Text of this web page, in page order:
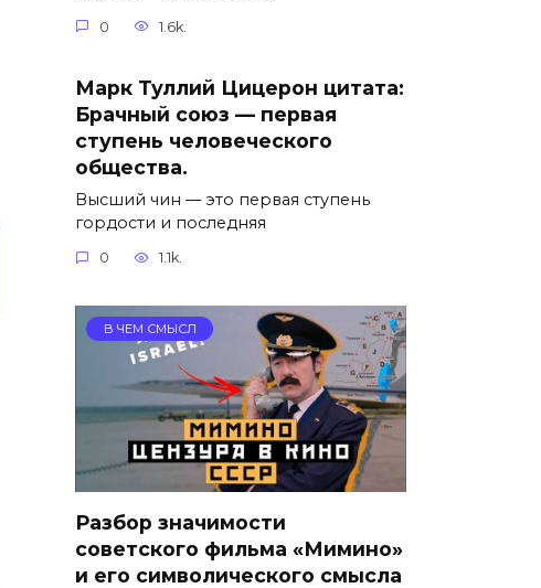
0 1.6k.
Марк Туллий Цицерон цитата:
Брачный союз — первая
ступень человеческого
общества.
Высший чин — это первая ступень
гордости и последняя
0 1.1k.
В ЧЕМ СМЫСЛ
Разбор значимости
советского фильма «Мимино»
и его символического смысла